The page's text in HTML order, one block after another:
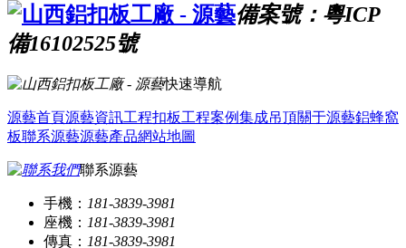
備案號：粵ICP
備16102525號
快速導航
源藝首頁源藝資訊工程扣板工程案例集成吊頂關于源藝鋁蜂窩
板聯系源藝源藝產品網站地圖
聯系源藝
手機： 181-3839-3981
座機： 181-3839-3981
傳真： 181-3839-3981